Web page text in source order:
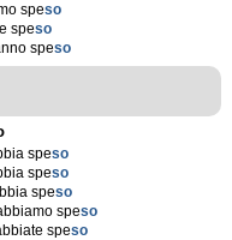
speso
speso
speso
speso
speso
speso
speso
speso